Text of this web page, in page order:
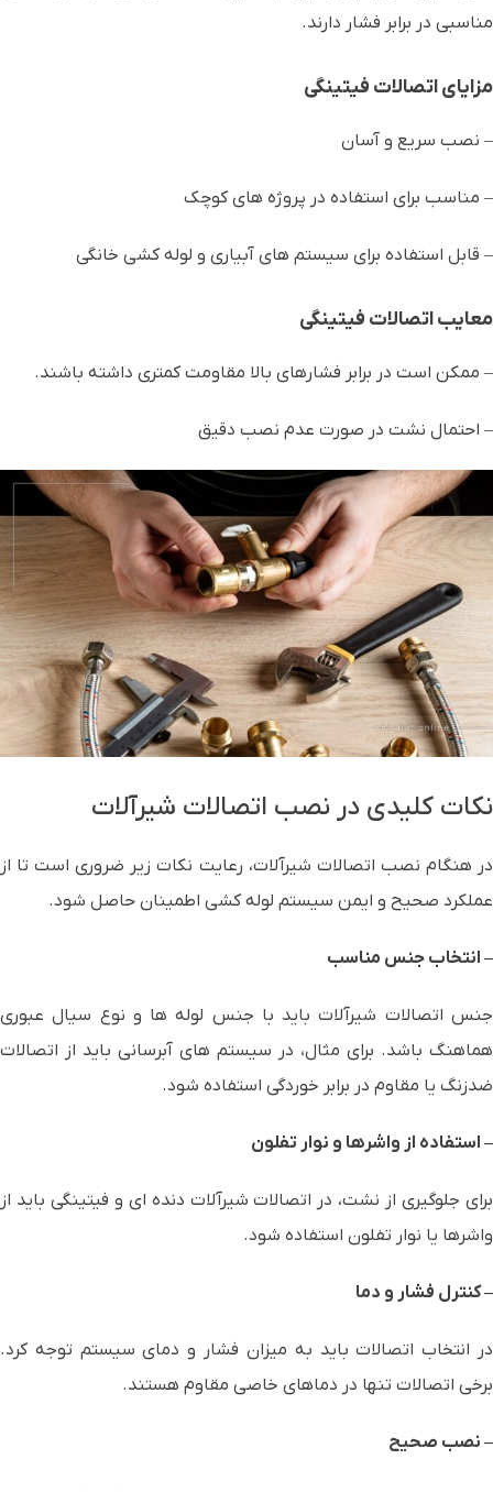
مناسبی در برابر فشار دارند.
مزایایاتصالات فیتینگی
– نصب سریع و آسان
– مناسب برای استفاده در پروژه های کوچک
– قابل استفاده برای سیستم های آبیاری و لوله کشی خانگی
معایباتصالات فیتینگی
– ممکن است در برابر فشارهای بالا مقاومت کمتری داشته باشند.
– احتمال نشت در صورت عدم نصب دقیق
نکات کلیدی در نصب اتصالات شیرآلات
در هنگام نصب اتصالات شیرآلات، رعایت نکات زیر ضروری است تا از
عملکرد صحیح و ایمن سیستم لوله کشی اطمینان حاصل شود.
– انتخاب جنس مناسب
جنس اتصالات شیرآلات باید با جنس لوله ها و نوع سیال عبوری
هماهنگ باشد. برای مثال، در سیستم های آبرسانی باید از اتصالات
ضدزنگ یا مقاوم در برابر خوردگی استفاده شود.
– استفاده از واشرها و نوار تفلون
برای جلوگیری از نشت، در اتصالات شیرآلات دنده ای و فیتینگی باید از
واشرها یا نوار تفلون استفاده شود.
– کنترل فشار و دما
در انتخاب اتصالات باید به میزان فشار و دمای سیستم توجه کرد.
برخی اتصالات تنها در دماهای خاصی مقاوم هستند.
– نصب صحیح